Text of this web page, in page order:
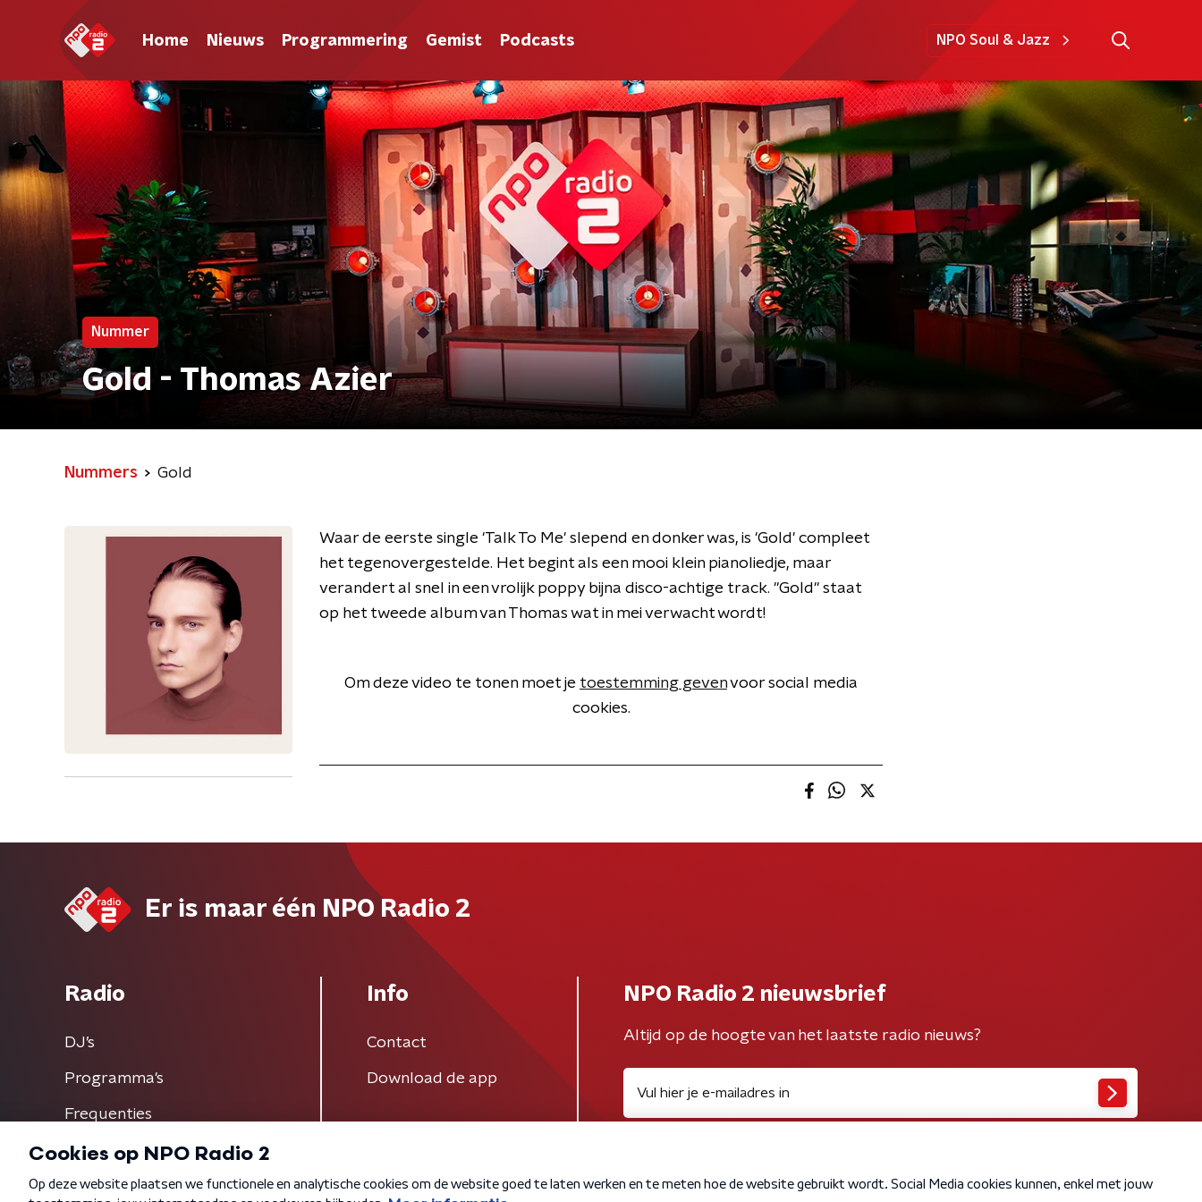
Home Nieuws Programmering Gemist Podcasts NPO Soul & Jazz
Nummer
Gold - Thomas Azier
Nummers Gold
Waar de eerste single 'Talk To Me' slepend en donker was, is 'Gold' compleet
het tegenovergestelde. Het begint als een mooi klein pianoliedje, maar
verandert al snel in een vrolijk poppy bijna disco-achtige track. "Gold" staat
op het tweede album van Thomas wat in mei verwacht wordt!
Om deze video te tonen moet je toestemming gevenvoor social media
cookies.
Er is maar één NPO Radio 2
Radio
DJ’s
Programma's
Frequenties
Info
Contact
Download de app
NPO Radio 2 nieuwsbrief
Altijd op de hoogte van het laatste radio nieuws?